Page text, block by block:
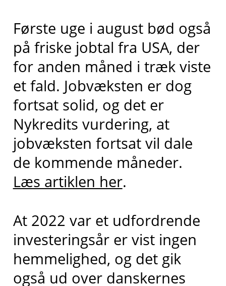
Første uge i august bød også
på friske jobtal fra USA, der
for anden måned i træk viste
et fald. Jobvæksten er dog
fortsat solid, og det er
Nykredits vurdering, at
jobvæksten fortsat vil dale
de kommende måneder.
Læs artiklen her.
At 2022 var et udfordrende
investeringsår er vist ingen
hemmelighed, og det gik
også ud over danskernes